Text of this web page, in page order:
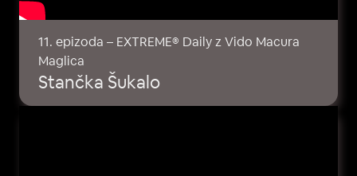
11. epizoda – EXTREME® Daily z Vido Macura
Maglica
Stančka Šukalo